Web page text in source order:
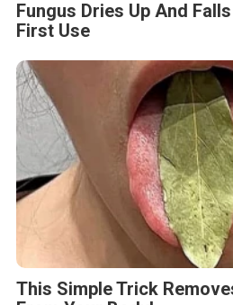
This Simple Trick
From Your Body!
Tag : KPK LHKPN S.F.